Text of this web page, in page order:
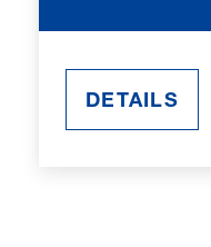
DETAILS